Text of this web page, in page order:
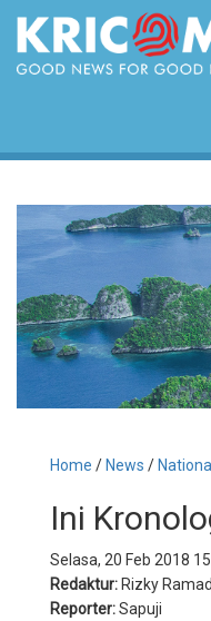
Home / News / National
Ini
Selasa, 20 Feb 2018
Redaktur: Rizky
Reporter:Sapuji